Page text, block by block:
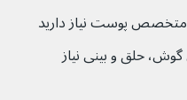
پوست نیاز دارید
حلق و بینی نیاز